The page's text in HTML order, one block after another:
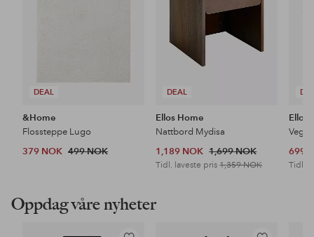
DEAL
&Home
Flossteppe Lugo
379 NOK 499 NOK
DEAL
Ellos Home
Nattbord Mydisa
1,189 NOK 1,699 NOK
Tidl. laveste pris1,359 NOK
Ellos
699
Tidl.
Oppdag våre nyheter